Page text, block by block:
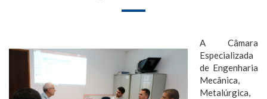
A Câmara
Especializada
de Engenharia
Mecânica,
Metalúrgica,